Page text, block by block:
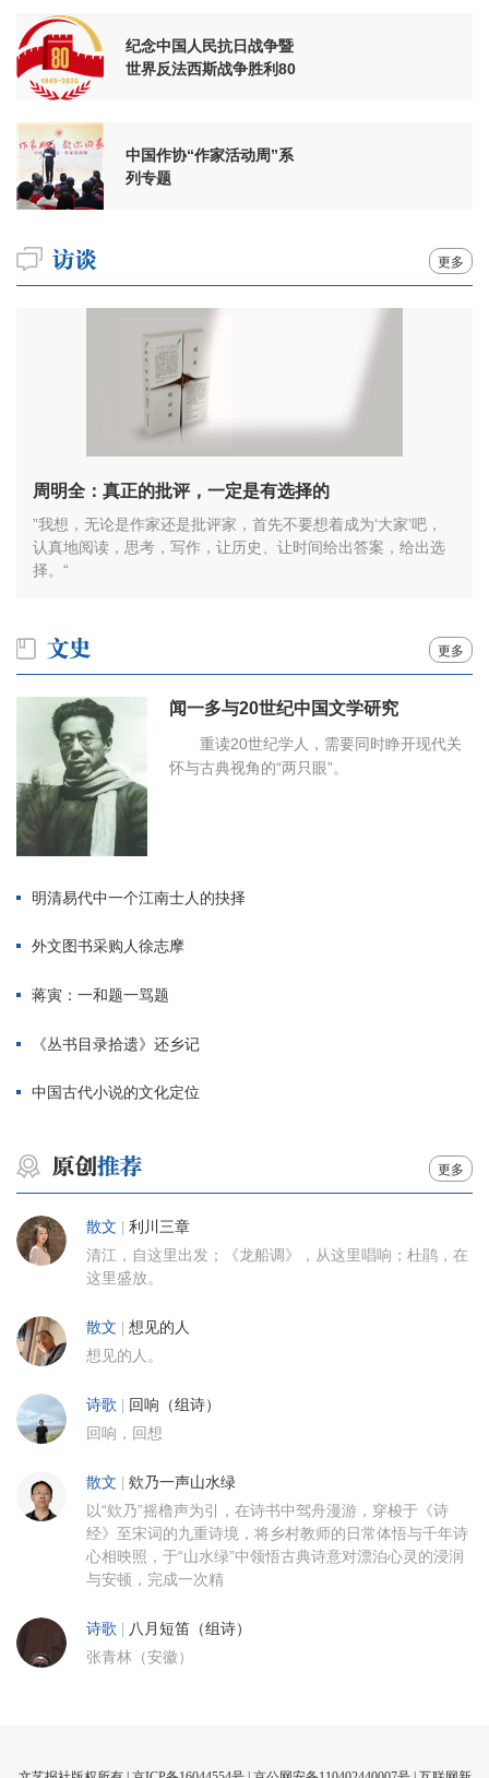
纪念中国人民抗日战争暨
世界反法西斯战争胜利80
中国作协“作家活动周”系
列专题
更多
周明全：真正的批评，一定是有选择的
”我想，无论是作家还是批评家，首先不要想着成为‘大家’吧，
认真地阅读，思考，写作，让历史、让时间给出答案，给出选
择。“
更多
闻一多与20世纪中国文学研究
重读20世纪学人，需要同时睁开现代关
怀与古典视角的“两只眼”。
明清易代中一个江南士人的抉择
外文图书采购人徐志摩
蒋寅：一和题一骂题
《丛书目录拾遗》还乡记
中国古代小说的文化定位
更多
散文 利川三章
清江，自这里出发；《龙船调》，从这里唱响；杜鹃，在
这里盛放。
散文 想见的人
想见的人。
诗歌 回响（组诗）
回响，回想
散文 欸乃一声山水绿
以“欸乃”摇橹声为引，在诗书中驾舟漫游，穿梭于《诗
经》至宋词的九重诗境，将乡村教师的日常体悟与千年诗
心相映照，于“山水绿”中领悟古典诗意对漂泊心灵的浸润
与安顿，完成一次精
诗歌 八月短笛（组诗）
张青林（安徽）